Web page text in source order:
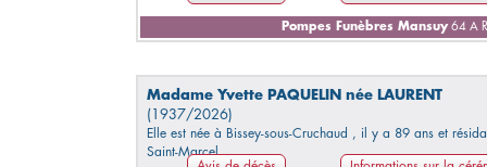
Pompes Funèbres Mansuy 64 A
Madame Yvette PAQUELIN née LAURENT
(1937/2026)
Elle est née à Bissey-sous-Cruchaud , il y a 89 ans et
Saint-Marcel.